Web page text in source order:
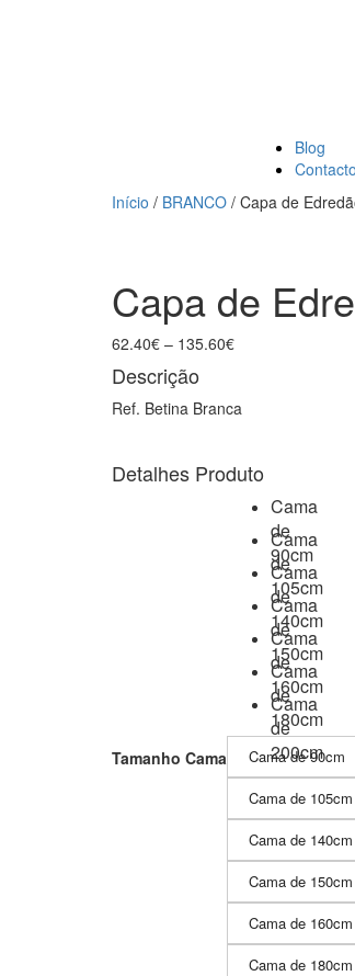
Blog
Início / BRANCO / Capa de
Betina
Cinza
Betina
Verde
Capa de
62.40€ – 135.60€
Descrição
Ref. Betina Branca
Detalhes Produto
Tamanho Cama
Cama
de
90cm
Cama
de
105cm
Cama
de
140cm
Cama
de
150cm
Cama
de
160cm
Cama
de
180cm
Cama
de
200cm
Cama de 90cm
Cama de 105cm
Cama de 140cm
Cama de 150cm
Cama de 160cm
Cama de 180cm